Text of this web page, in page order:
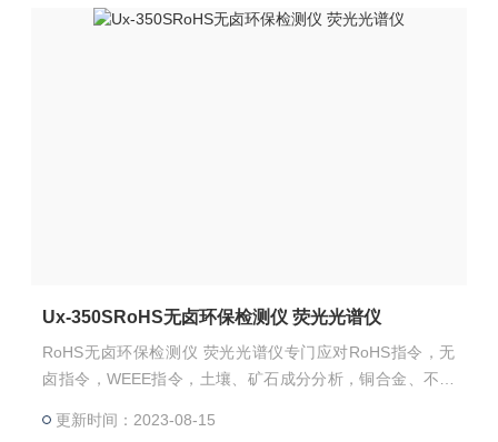
Ux-350SRoHS无卤环保检测仪 荧光光谱仪
RoHS无卤环保检测仪 荧光光谱仪专门应对RoHS指令，无
卤指令，WEEE指令，土壤、矿石成分分析，铜合金、不锈
六价铬的Cr和无卤指令中的Cl和Br元素，又能够对土壤、矿
更新时间：2023-08-15